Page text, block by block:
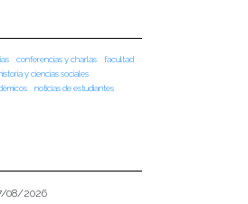
conferencias y charlas
facultad
y ciencias sociales
noticias de estudiantes
08/2026